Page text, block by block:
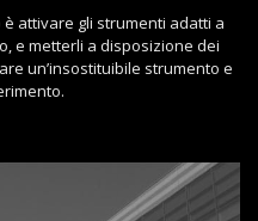
è attivare gli strumenti adatti a
e metterli a disposizione dei
un’insostituibile strumento e